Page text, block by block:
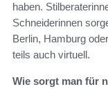
haben.
Schneiderinnen
Berlin, Hamburg
teils auch virtuell.
Wie sorgt man für